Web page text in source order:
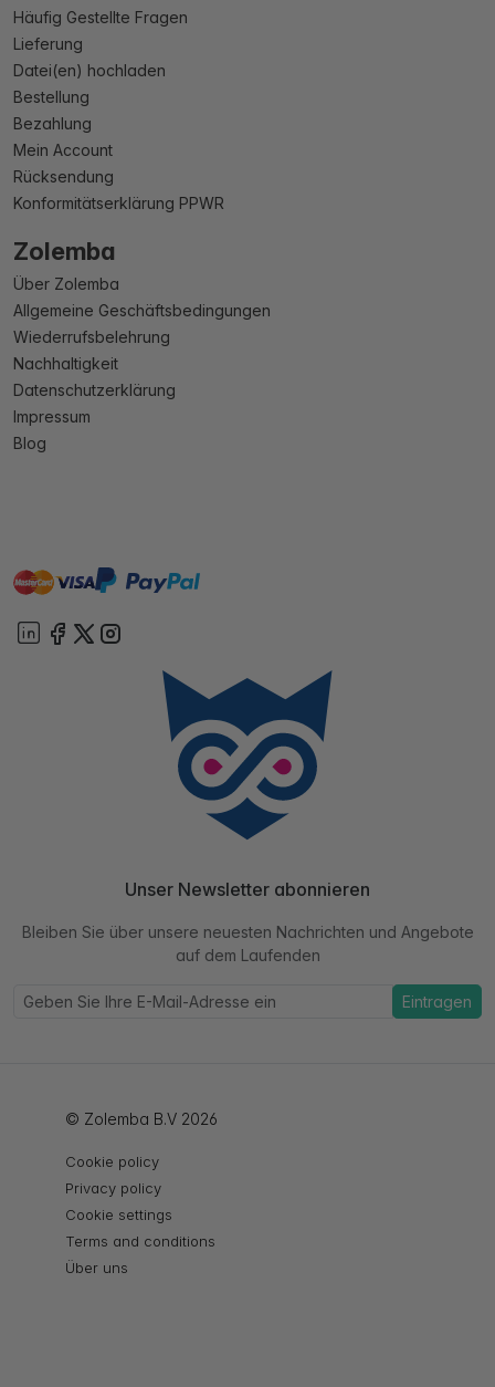
Häufig Gestellte Fragen
Lieferung
Datei(en) hochladen
Bestellung
Bezahlung
Mein Account
Rücksendung
Konformitätserklärung PPWR
Zolemba
Über Zolemba
Allgemeine Geschäftsbedingungen
Wiederrufsbelehrung
Nachhaltigkeit
Datenschutzerklärung
Impressum
Blog
mastervisa paypal
Unser Newsletter abonnieren
Bleiben Sie über unsere neuesten Nachrichten und Angebote
auf dem Laufenden
Eintragen
© Zolemba B.V 2026
Cookie policy
Privacy policy
Cookie settings
Terms and conditions
Über uns